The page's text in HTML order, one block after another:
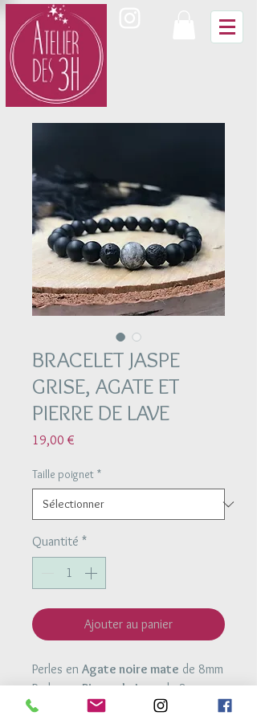
BRACELET JASPE
GRISE, AGATE ET
PIERRE DE LAVE
19,00 €
Taille poignet *
Quantité *
Ajouter au panier
Perles en Agate noire mate de 8mm
Perles enPierre de Lavede 8mm
Perle en
Jaspe grise
de 10mm